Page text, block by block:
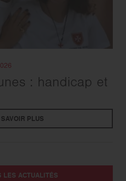
: handicap et
PLUS
LES ACTUALITÉS